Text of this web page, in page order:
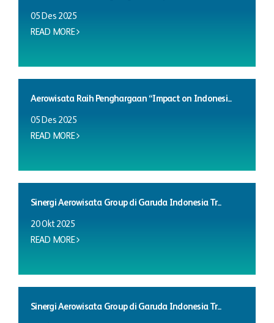
05 Des 2025
READ MORE
Aerowisata Raih Penghargaan “Impact on Indonesi...
05 Des 2025
READ MORE
Sinergi Aerowisata Group di Garuda Indonesia Tr...
20 Okt 2025
READ MORE
Sinergi Aerowisata Group di Garuda Indonesia Tr...